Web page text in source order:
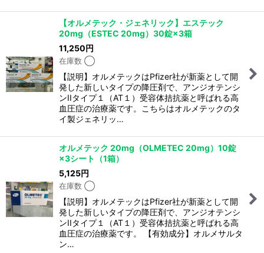
【オルメテック・ジェネリック】エステック
20mg（ESTEC 20mg）30錠×3箱
11,250円
在庫数 ◯
【説明】オルメテックはPfizer社が新薬として開
発した新しいタイプの降圧剤で、アンジオテンシ
ンIIタイプ１（AT１）受容体拮抗薬と呼ばれる高
血圧症の治療薬です。こちらはオルメテックのタ
イ製ジェネリッ…
オルメテック 20mg（OLMETEC 20mg）10錠
×3シート（1箱）
5,125円
在庫数 ◯
【説明】オルメテックはPfizer社が新薬として開
発した新しいタイプの降圧剤で、アンジオテンシ
ンIIタイプ１（AT１）受容体拮抗薬と呼ばれる高
血圧症の治療薬です。 【有効成分】オルメサルタ
ン…